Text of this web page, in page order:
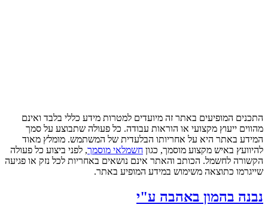
התכנים המופיעים באתר זה מיועדים למטרות מידע כללי בלבד ואינם
מהווים ייעוץ מקצועי או הוראות עבודה. כל פעולה שתבוצע על סמך
המידע באתר היא על אחריותו הבלעדית של המשתמש. מומלץ מאוד
להיוועץ באיש מקצוע מוסמך, כגון חשמלאי מוסמך, לפני ביצוע כל פעולה
הקשורה לחשמל. הכותב והאתר אינם נושאים באחריות לכל נזק או פגיעה
שייגרמו כתוצאה משימוש במידע המופיע באתר.
נבנה בהמון באהבה ע"י